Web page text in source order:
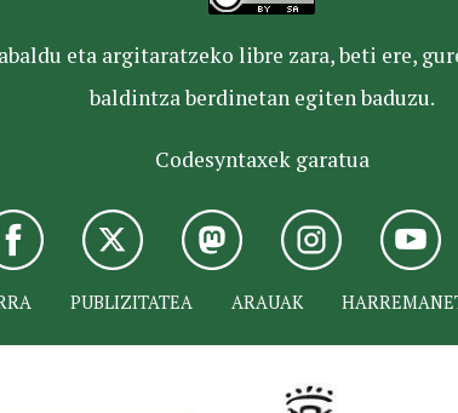
eta argitaratzeko libre zara, beti ere,
baldintza berdinetan egiten baduzu.
Codesyntaxek garatua
PUBLIZITATEA ARAUAK